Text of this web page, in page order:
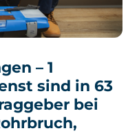
– 1
sind in 63
bei